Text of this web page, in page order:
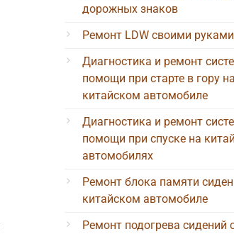
дорожных знаков
Ремонт LDW своими руками
Диагностика и ремонт
помощи при старте в гору на
китайском автомобиле
Диагностика и ремонт
помощи при спуске на
автомобилях
Ремонт блока памяти
китайском автомобиле
Ремонт подогрева сидений